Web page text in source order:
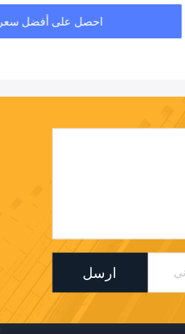
احصل على أفضل سعر
ارسل